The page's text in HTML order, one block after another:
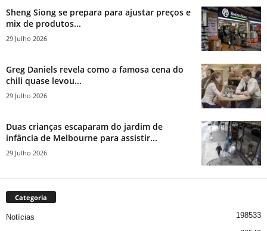
Sheng Siong se prepara para ajustar preços e
mix de produtos...
29 Julho 2026
Greg Daniels revela como a famosa cena do
chili quase levou...
29 Julho 2026
Duas crianças escaparam do jardim de
infância de Melbourne para assistir...
29 Julho 2026
Categoria
Notícias 198533